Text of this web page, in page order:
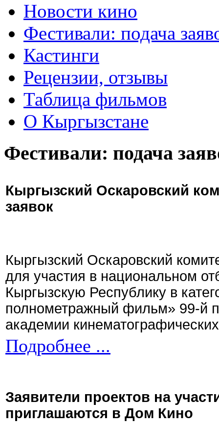
Новости кино
Фестивали: подача
Кастинги
Рецензии, отзывы
Таблица фильмов
О Кыргызстане
Фестивали: подача
Кыргызский Оскаровский
заявок
Кыргызский Оскаровский
для участия в национальном
Кыргызскую Республику в
полнометражный фильм» 99-й
академии
Подробнее ...
Заявители проектов на
приглашаются в Дом Кино